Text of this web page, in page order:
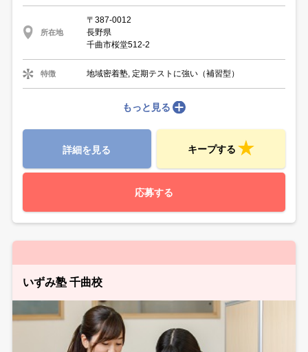
所在地
〒387-0012
長野県
千曲市桜堂512-2
特徴 地域密着塾, 定期テストに強い（補習型）
もっと見る
詳細を見る キープする
応募する
いずみ塾 千曲校